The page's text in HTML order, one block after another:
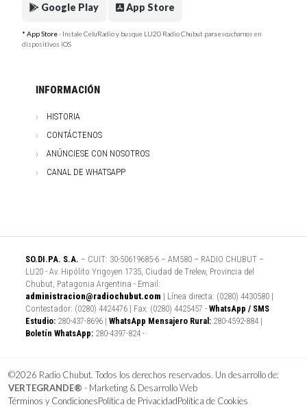
Google Play App Store
* App Store- Instale CeluRadio y busque LU20 Radio Chubut para escucharnos en
dispositivos iOS
INFORMACIÓN
HISTORIA
CONTÁCTENOS
ANÚNCIESE CON NOSOTROS
CANAL DE WHATSAPP
SO.DI.PA. S.A. – CUIT: 30-50619685-6 – AM580 – RADIO CHUBUT –
LU20 - Av. Hipólito Yrigoyen 1735, Ciudad de Trelew, Provincia del
Chubut, Patagonia Argentina - Email:
administracion@radiochubut.com | Línea directa: (0280) 4430580 |
Contestador: (0280) 4424476 | Fax: (0280) 4425457 - WhatsApp / SMS
Estudio: 280-437-8696 | WhatsApp Mensajero Rural: 280-4592-884 |
Boletín WhatsApp: 280-4397-824 -
©2026 Radio Chubut. Todos los derechos reservados. Un desarrollo de:
VERTEGRANDE® - Marketing & Desarrollo Web
Términos y CondicionesPolítica de PrivacidadPolítica de Cookies